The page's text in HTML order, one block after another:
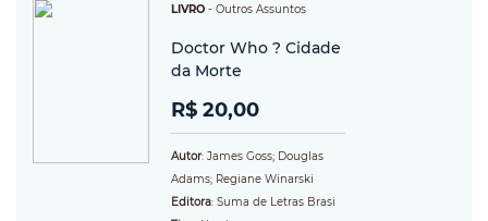
LIVRO - Outros Assuntos
Doctor Who ? Cidade
da Morte
R$ 20,00
Autor: James Goss; Douglas
Adams; Regiane Winarski
Editora: Suma de Letras Brasi